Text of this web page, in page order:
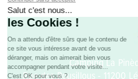
Camping La
Rue des Rousillous - 11200